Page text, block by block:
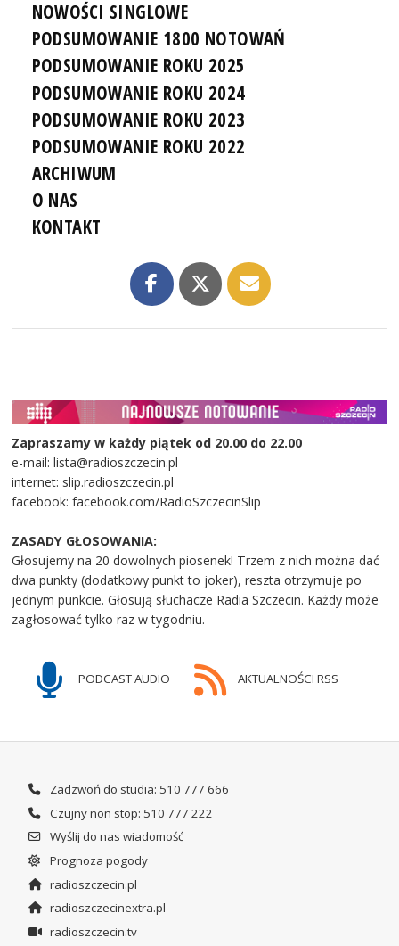
NOWOŚCI SINGLOWE
PODSUMOWANIE 1800 NOTOWAŃ
PODSUMOWANIE ROKU 2025
PODSUMOWANIE ROKU 2024
PODSUMOWANIE ROKU 2023
PODSUMOWANIE ROKU 2022
ARCHIWUM
O NAS
KONTAKT
Zapraszamy w każdy piątek od 20.00 do 22.00
e-mail: lista@radioszczecin.pl
internet: slip.radioszczecin.pl
facebook: facebook.com/RadioSzczecinSlip
ZASADY GŁOSOWANIA:
Głosujemy na 20 dowolnych piosenek! Trzem z nich można dać
dwa punkty (dodatkowy punkt to joker), reszta otrzymuje po
jednym punkcie. Głosują słuchacze Radia Szczecin. Każdy może
zagłosować tylko raz w tygodniu.
PODCAST AUDIO AKTUALNOŚCI RSS
Zadzwoń do studia: 510 777 666
Czujny non stop: 510 777 222
Wyślij do nas wiadomość
Prognoza pogody
radioszczecin.pl
radioszczecinextra.pl
radioszczecin.tv